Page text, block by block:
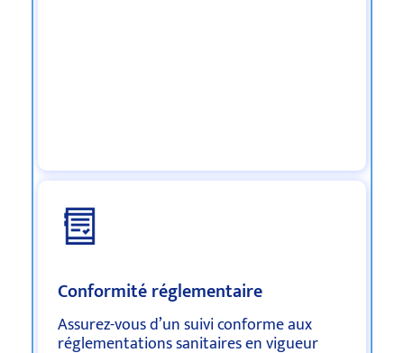
Conformité réglementaire
Assurez-vous d’un suivi conforme aux
réglementations sanitaires en vigueur